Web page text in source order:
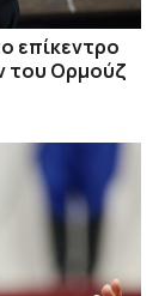
επίκεντρο
του Ορμούζ